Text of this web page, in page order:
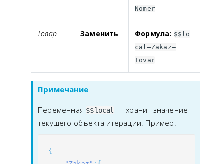
Nomer
Товар Заменить Формула: $$lo
cal—Zakaz—
Tovar
Примечание
Переменная $$local — хранит значение
текущего объекта итерации. Пример:
{